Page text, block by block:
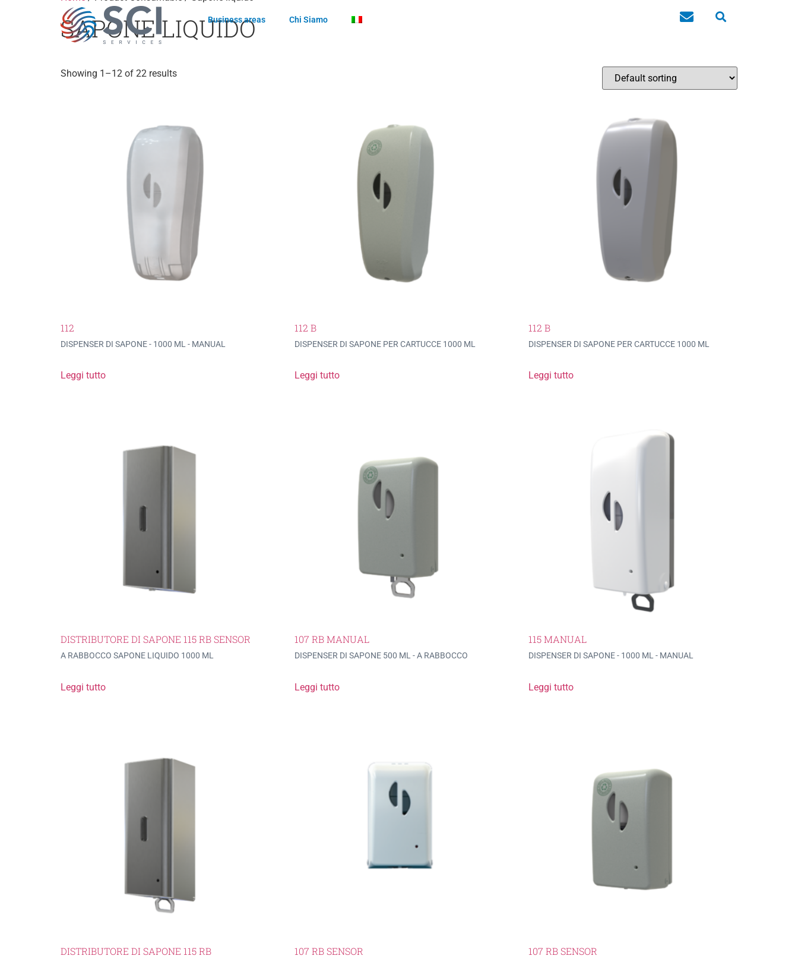
Business areas Chi Siamo
SAPONE LIQUIDO
Showing 1–12 of 22 results
112
DISPENSER DI SAPONE - 1000 ML - MANUAL
Leggi tutto
112 B
DISPENSER DI SAPONE PER CARTUCCE 1000 ML
Leggi tutto
112 B
DISPENSER DI SAPONE PER CARTUCCE 1000 ML
Leggi tutto
DISTRIBUTORE DI SAPONE 115 RB SENSOR
A RABBOCCO SAPONE LIQUIDO 1000 ML
Leggi tutto
107 RB MANUAL
DISPENSER DI SAPONE 500 ML - A RABBOCCO
Leggi tutto
115 MANUAL
DISPENSER DI SAPONE - 1000 ML - MANUAL
Leggi tutto
DISTRIBUTORE DI SAPONE 115 RB 107 RB SENSOR 107 RB SENSOR